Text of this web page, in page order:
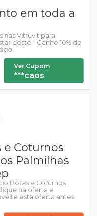
em toda a
nas Vitruvit para
deste - Ganhe 10% de
Ver Cupom
***caos
e Coturnos
Palmilhas
Botas e Coturnos
na oferta e
esta oferta antes